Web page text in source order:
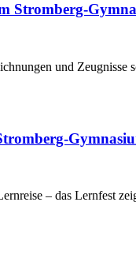
Stromberg-
und
– das Lernfest